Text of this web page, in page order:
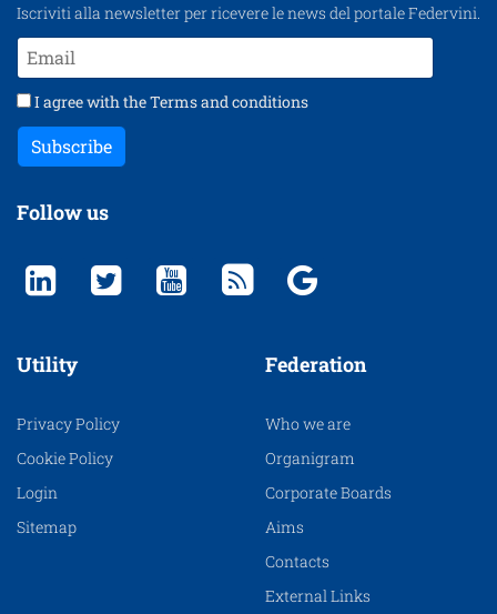
Iscriviti alla newsletter per ricevere le news del portale Federvini.
I agree with theTerms and conditions
Subscribe
Follow us
Utility
Privacy Policy
Cookie Policy
Login
Sitemap
Federation
Who we are
Organigram
Corporate Boards
Aims
Contacts
External Links